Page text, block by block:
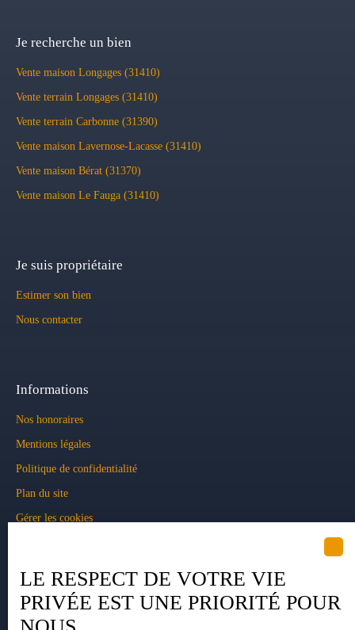
Je recherche un bien
Vente maison Longages (31410)
Vente terrain Longages (31410)
Vente terrain Carbonne (31390)
Vente maison Lavernose-Lacasse (31410)
Vente maison Bérat (31370)
Vente maison Le Fauga (31410)
Je suis propriétaire
Estimer son bien
Nous contacter
Informations
Nos honoraires
Mentions légales
Politique de confidentialité
Plan du site
Gérer les cookies
LE RESPECT DE VOTRE VIE
PRIVÉE EST UNE PRIORITÉ POUR